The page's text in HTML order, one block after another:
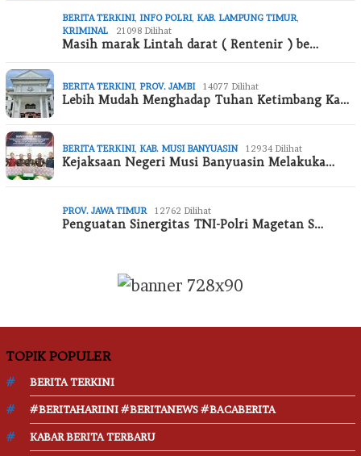
BERITA TERKINI, INFO POLRI, KAB. LAMPUNG TIMUR,
KRIMINAL
21098 Dilihat
Masih marak Lintah darat ( Rentenir ) be…
BERITA TERKINI, PROV. JAMBI 14077 Dilihat
Lebih Mudah Menghadap Tuhan Ketimbang Ka…
BERITA TERKINI, KAB. MUSI BANYUASIN 12934 Dilihat
Kejaksaan Negeri Musi Banyuasin Melakuka…
PROV. JAWA TIMUR 12762 Dilihat
Penguatan Sinergitas TNI-Polri Magetan S…
TOPIK POPULER
BERITA TERKINI
#BERITAHARIINI #BERITANEWS #BACABERITA
KABAR BERITA TERBARU